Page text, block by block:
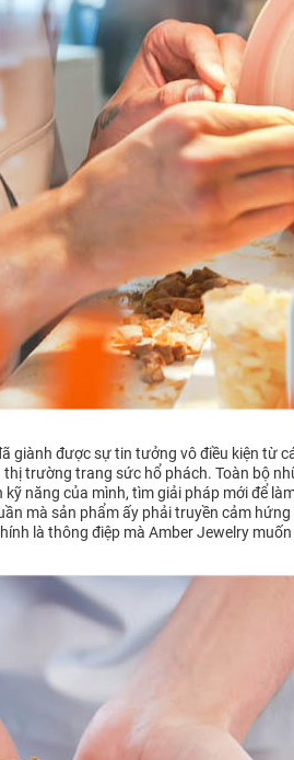
được sự tin tưởng vô điều kiện từ
trường trang sức hổ phách. Toàn bộ
năng của mình, tìm giải pháp mới để
mà sản phẩm ấy phải truyền cảm
là thông điệp mà Amber Jewelry